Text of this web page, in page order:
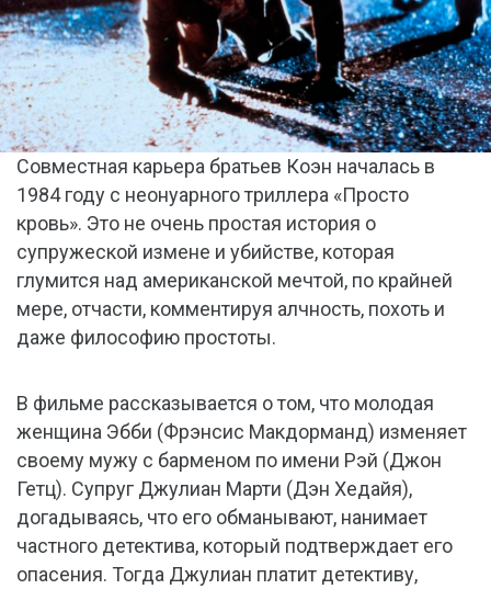
Совместная карьера братьев Коэн началась в
1984 году с неонуарного триллера «Просто
кровь». Это не очень простая история о
супружеской измене и убийстве, которая
глумится над американской мечтой, по крайней
мере, отчасти, комментируя алчность, похоть и
даже философию простоты.
В фильме рассказывается о том, что молодая
женщина Эбби (Фрэнсис Макдорманд) изменяет
своему мужу с барменом по имени Рэй (Джон
Гетц). Супруг Джулиан Марти (Дэн Хедайя),
догадываясь, что его обманывают, нанимает
частного детектива, который подтверждает его
опасения. Тогда Джулиан платит детективу,